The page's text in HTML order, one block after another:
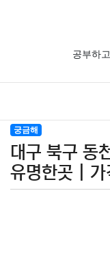
공부하
궁금해
대구 북구 동
유명한곳 | 가